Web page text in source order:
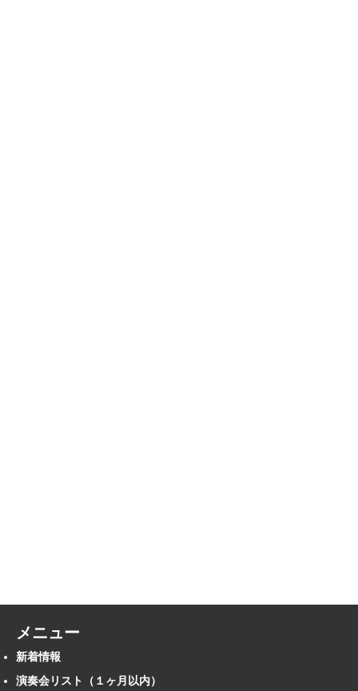
メニュー
新着情報
演奏会リスト（１ヶ月以内）